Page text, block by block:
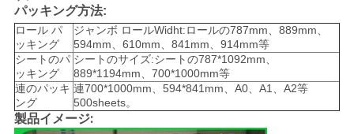
パッキング方法:
ロール パ
ッキング
ジャンボ ロールWidht:ロールの787mm、889mm、
594mm、610mm、841mm、914mm等
シートのパ
ッキング
シートのサイズ:シートの787*1092mm、
889*1194mm、700*1000mm等
連のパッキ
ング
連700*1000mm、594*841mm、A0、A1、A2等
500sheets。
製品イメージ: